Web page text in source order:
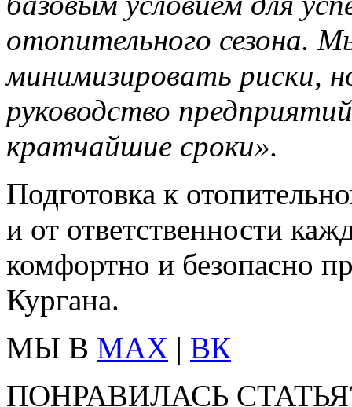
отопительного сезона.
минимизировать риски,
руководство
кратчайшие сроки».
Подготовка к
и от ответственности
комфортно и безопасно
Кургана.
МЫ В MAX | ВК
ПОНРАВИЛАСЬ